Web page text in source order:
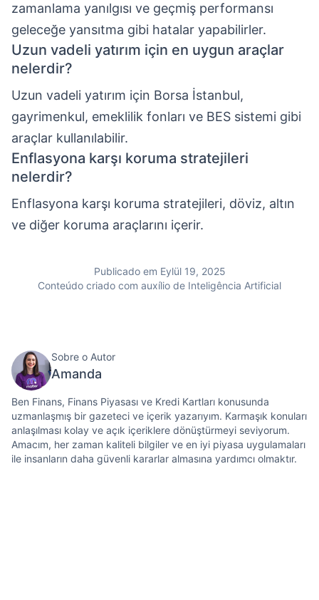
zamanlama yanılgısı ve geçmiş performansı
geleceğe yansıtma gibi hatalar yapabilirler.
Uzun vadeli yatırım için en uygun araçlar
nelerdir?
Uzun vadeli yatırım için Borsa İstanbul,
gayrimenkul, emeklilik fonları ve BES sistemi gibi
araçlar kullanılabilir.
Enflasyona karşı koruma stratejileri
nelerdir?
Enflasyona karşı koruma stratejileri, döviz, altın
ve diğer koruma araçlarını içerir.
Publicado em Eylül 19, 2025
Conteúdo criado com auxílio de Inteligência Artificial
Sobre o Autor
Amanda
Ben Finans, Finans Piyasası ve Kredi Kartları konusunda
uzmanlaşmış bir gazeteci ve içerik yazarıyım. Karmaşık konuları
anlaşılması kolay ve açık içeriklere dönüştürmeyi seviyorum.
Amacım, her zaman kaliteli bilgiler ve en iyi piyasa uygulamaları
ile insanların daha güvenli kararlar almasına yardımcı olmaktır.